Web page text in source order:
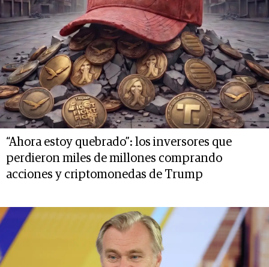
“Ahora estoy quebrado”: los inversores que
perdieron miles de millones comprando
acciones y criptomonedas de Trump